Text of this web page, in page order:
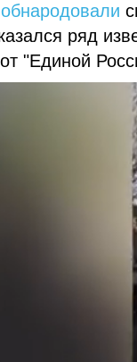
обнародовали
ряд
"Единой